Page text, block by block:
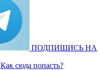
ПОДПИШИСЬ НА
Как сюда попасть?